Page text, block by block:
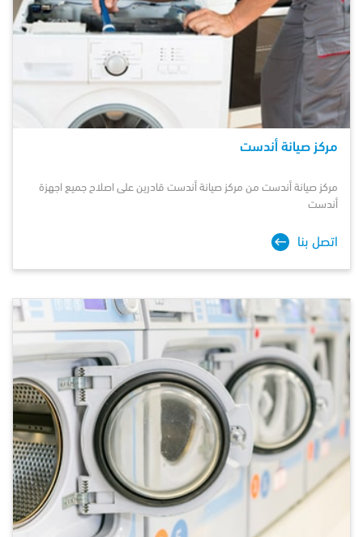
مركز صيانة أندست
مركز صيانة أندست من مركز صيانة أندست قادرين على اصلاح جميع اجهزة
أندست
اتصل بنا